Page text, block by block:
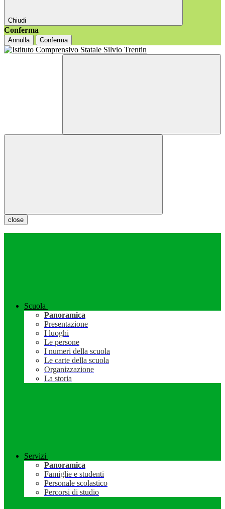
Chiudi
Conferma
Annulla Conferma
close
Scuola
Panoramica
Presentazione
I luoghi
Le persone
I numeri della scuola
Le carte della scuola
Organizzazione
La storia
Servizi
Panoramica
Famiglie e studenti
Personale scolastico
Percorsi di studio